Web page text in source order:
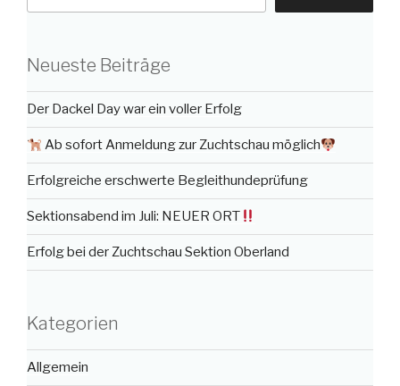
Neueste Beiträge
Der Dackel Day war ein voller Erfolg
Ab sofort Anmeldung zur Zuchtschau möglich
Erfolgreiche erschwerte Begleithundeprüfung
Sektionsabend im Juli: NEUER ORT
Erfolg bei der Zuchtschau Sektion Oberland
Kategorien
Allgemein